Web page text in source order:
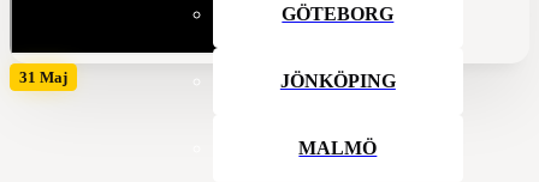
GÖTEBORG
JÖNKÖPING
MALMÖ
31 Maj